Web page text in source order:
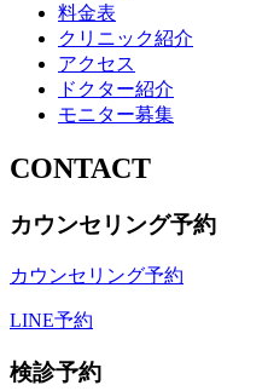
料金表
クリニック紹介
アクセス
ドクター紹介
モニター募集
CONTACT
カウンセリング予約
カウンセリング予約
LINE予約
検診予約